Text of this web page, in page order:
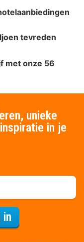
tevreden
met onze 56
unieke
in je
in